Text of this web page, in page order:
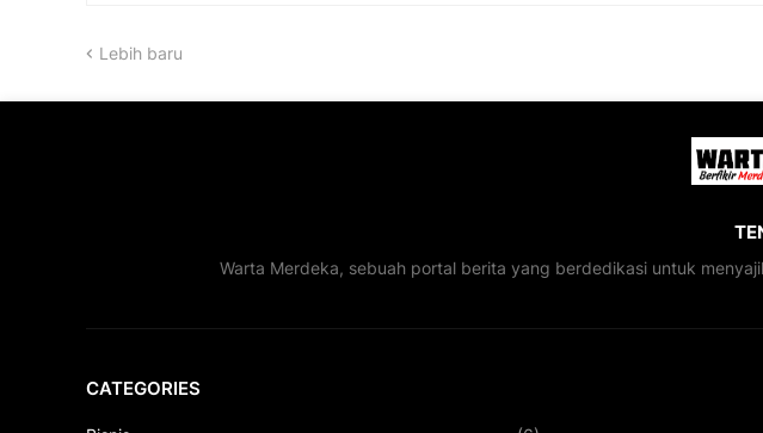
Lebih baru
Warta Merdeka, sebuah portal berita yang berdedikasi untuk
CATEGORIES